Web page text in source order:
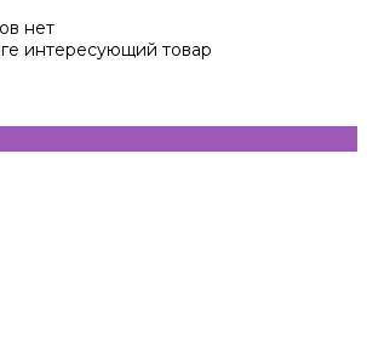
нет
интересующий товар